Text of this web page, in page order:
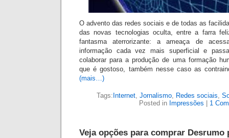
O advento das redes sociais e de todas as
das novas tecnologias oculta, entre a farra
fantasma aterrorizante: a ameaça de
informação cada vez mais superficial e
colaborar para a produção de uma formação
que é gostoso, também nesse caso as
(mais…)
Tags: Internet, Jornalismo, Redes sociais,
Posted in Impressões 1
Veja opções para comprar Desrumo